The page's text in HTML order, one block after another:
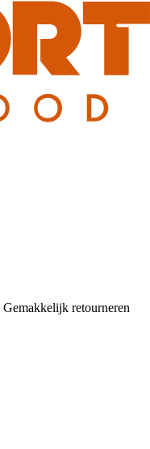
Gemakkelijk retourneren